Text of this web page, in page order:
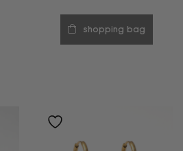
shopping bag